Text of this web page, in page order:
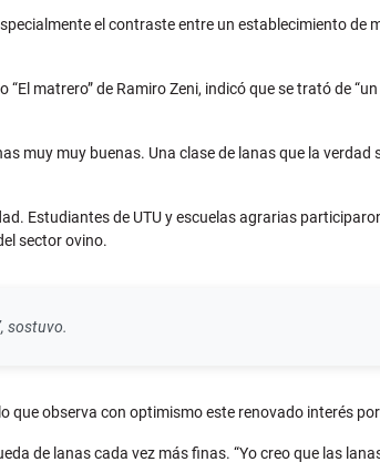
el contraste entre un establecimiento de
matrero” de Ramiro Zeni, indicó que se trató de
muy buenas. Una clase de lanas que la verdad
Estudiantes de UTU y escuelas agrarias
sector ovino.
sostuvo.
observa con optimismo este renovado interés
de lanas cada vez más finas. “Yo creo que las